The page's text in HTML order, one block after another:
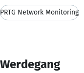
PRTG Network Monitoring
Werdegang